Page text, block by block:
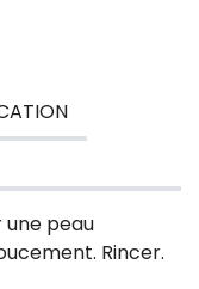
une peau
Rincer.